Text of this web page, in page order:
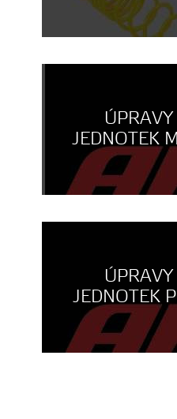
ÚPRAVY
JEDNOTEK
ÚPRAVY
JEDNOTEK